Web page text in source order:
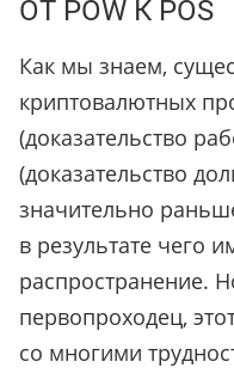
ОТ POW К POS
Как мы знаем,
криптовалютных
(доказательство
(доказательство
значительно
в результате чего
распространение.
первопроходец,
со многими